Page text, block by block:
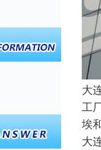
大
工
埃
大